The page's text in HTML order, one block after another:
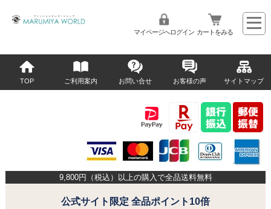
マイページへログイン カートをみる
TOP ご利用案内 お問い合せ お客様の声 サイトマップ
9,800円（税込）以上の購入で全品送料無料
公式サイト限定 全品ポイント10倍